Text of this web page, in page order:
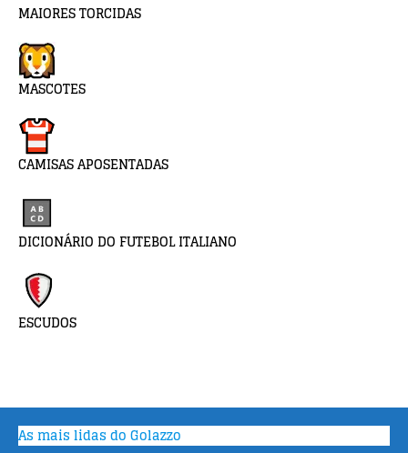
MAIORES TORCIDAS
MASCOTES
CAMISAS APOSENTADAS
DICIONÁRIO DO FUTEBOL ITALIANO
ESCUDOS
As mais lidas do Golazzo